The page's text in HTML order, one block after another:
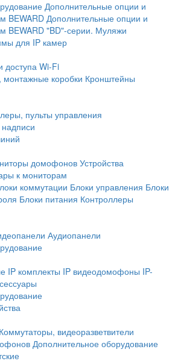
Дополнительные опции и
BEWARD Дополнительные опции и
BEWARD "BD"-серии. Муляжи
для IP камер
доступа Wi-Fi
коробки Кронштейны
пульты управления
домофоновУстройства
к мониторам
коммутации Блоки управления Блоки
Блоки питания Контроллеры
Аудиопанели
IP комплекты IP видеодомофоны IP-
Коммутаторы, видеоразветвители
Дополнительное оборудование